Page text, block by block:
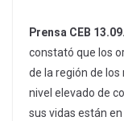
Prensa CEB
constató que los
de la región de los
nivel elevado de
sus vidas están